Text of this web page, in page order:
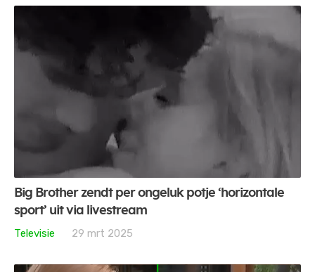
Big Brother zendt per ongeluk potje ‘horizontale
sport’ uit via livestream
Televisie
29 mrt 2025